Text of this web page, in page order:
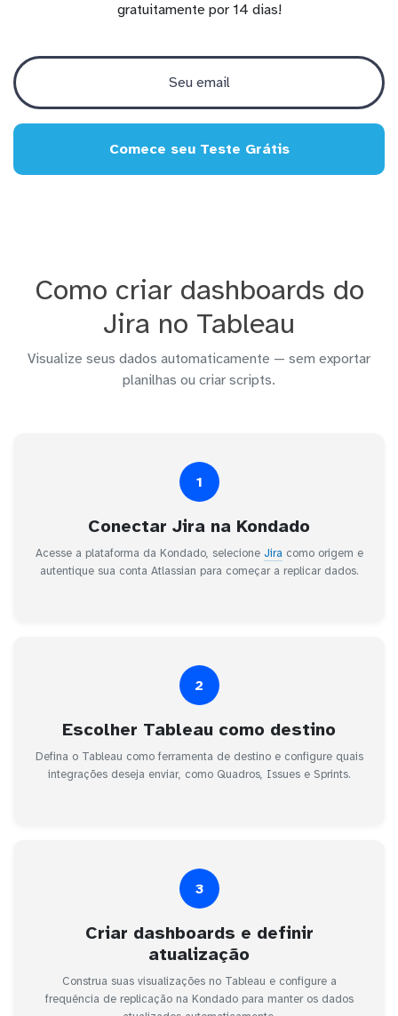
gratuitamente por 14 dias!
Comece seu Teste Grátis
Como criar dashboards do
Jira no Tableau
Visualize seus dados automaticamente — sem exportar
planilhas ou criar scripts.
1
Conectar Jira na Kondado
Acesse a plataforma da Kondado, selecione Jiracomo origem e
autentique sua conta Atlassian para começar a replicar dados.
2
Escolher Tableau como destino
Defina o Tableau como ferramenta de destino e configure quais
integrações deseja enviar, como Quadros, Issues e Sprints.
3
Criar dashboards e definir
atualização
Construa suas visualizações no Tableau e configure a
frequência de replicação na Kondado para manter os dados